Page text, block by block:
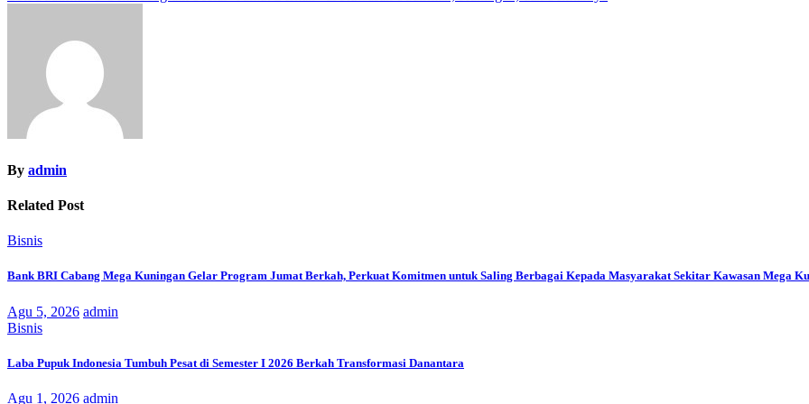
pos
By admin
Related Post
Bisnis
Bank BRI Cabang Mega Kuningan Gelar Program Jumat Berkah, Perkuat Komitmen untuk Saling Berbagai Kepada Masyarakat Sekitar Kawasan Mega
Agu 5, 2026 admin
Bisnis
Laba Pupuk Indonesia Tumbuh Pesat di Semester I 2026 Berkah Transformasi Danantara
Agu 1, 2026 admin